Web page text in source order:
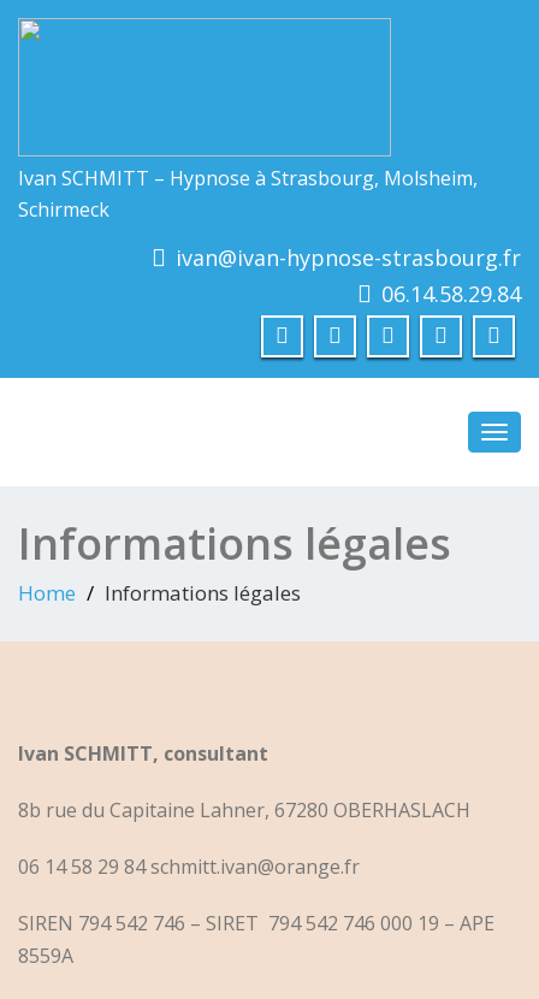
Ivan SCHMITT – Hypnose à Strasbourg, Molsheim,
Schirmeck
ivan@ivan-hypnose-strasbourg.fr
06.14.58.29.84
Informations légales
Home Informations légales
Ivan SCHMITT, consultant
8b rue du Capitaine Lahner, 67280 OBERHASLACH
06 14 58 29 84 schmitt.ivan@orange.fr
SIREN 794 542 746 – SIRET 794 542 746 000 19 – APE
8559A